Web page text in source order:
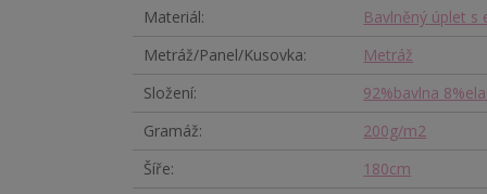
Materiál
Bavlněný úplet s
Metráž/Panel/Kusovka
Metráž
Složení
92%bavlna
Gramáž
200g/m2
Šíře
180cm